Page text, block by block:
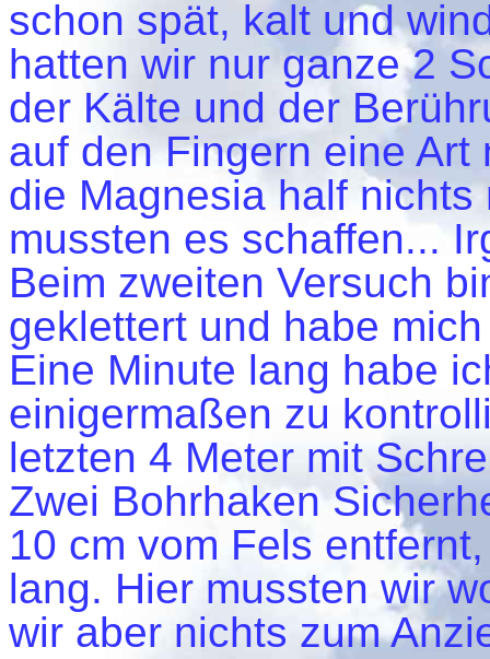
schon spät, kalt und
hatten wir nur ganze 2
der Kälte und der
auf den Fingern eine
die Magnesia half
mussten es schaffen...
Beim zweiten Versuch
geklettert und habe
Eine Minute lang habe
einigermaßen zu
letzten 4 Meter mit
Zwei Bohrhaken
10 cm vom Fels
lang. Hier mussten wir
wir aber nichts zum